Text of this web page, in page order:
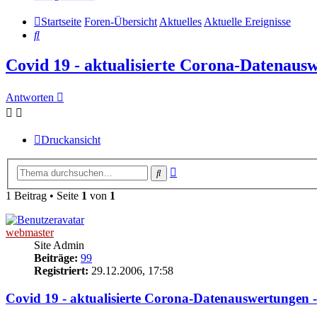
Startseite Foren-ÜbersichtAktuellesAktuelle Ereignisse
Suche
Covid 19 - aktualisierte Corona-
Antworten
Druckansicht
Suche
1 Beitrag • Seite 1 von 1
webmaster
Site Admin
Beiträge: 99
Registriert: 29.12.2006, 17:58
Covid 19 - aktualisierte Corona-Datenauswertungen -